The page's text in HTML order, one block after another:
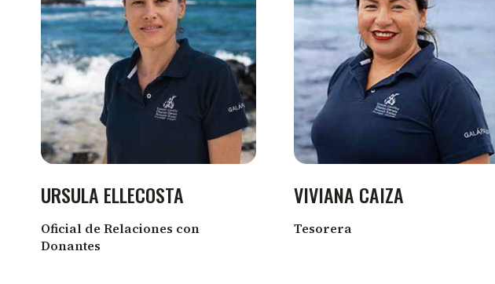
URSULA ELLECOSTA
Oficial de Relaciones con
Donantes
VIVIANA CAIZA
Tesorera